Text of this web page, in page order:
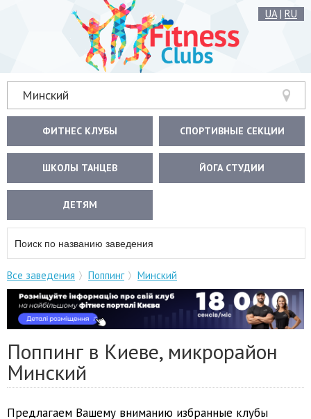
UA| RU
Минский
ФИТНЕС КЛУБЫ СПОРТИВНЫЕ СЕКЦИИ
ШКОЛЫ ТАНЦЕВ ЙОГА СТУДИИ
ДЕТЯМ
Все заведения Поппинг Минский
Поппинг в Киеве, микрорайон
Минский
Предлагаем Вашему вниманию избранные клубы